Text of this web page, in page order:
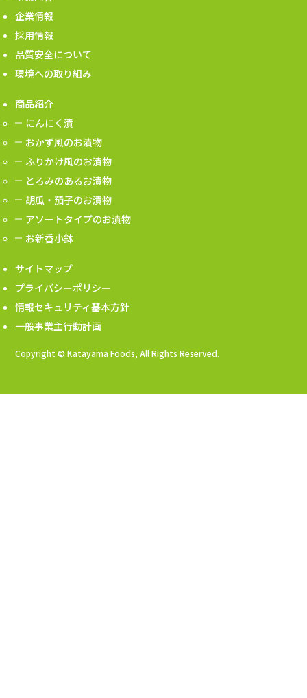
企業情報
採用情報
品質安全について
環境への取り組み
商品紹介
にんにく漬
おかず風のお漬物
ふりかけ風のお漬物
とろみのあるお漬物
胡瓜・茄子のお漬物
アソートタイプのお漬物
お新香小鉢
サイトマップ
プライバシーポリシー
情報セキュリティ基本方針
一般事業主行動計画
Copyright © Katayama Foods, All Rights Reserved.